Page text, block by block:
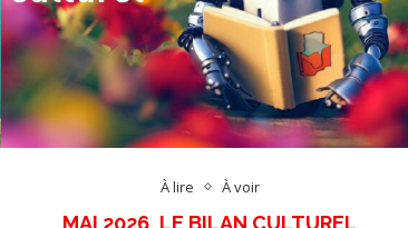
À lire À voir
MAI 2026, LE BILAN CULTUREL